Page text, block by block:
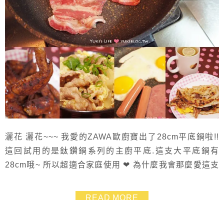
灑花 灑花~~~ 我愛的ZAWA歐廚寶出了28cm平底鍋啦!!
這回試用的是鈦鑽鍋系列的主廚平底.這支大平底鍋有
28cm哦~ 所以超適合家庭使用 ❤ 為什麼我會那麼愛這支
以這支又大又深的平底鍋就滿足了我的速度上的需求
READ MORE